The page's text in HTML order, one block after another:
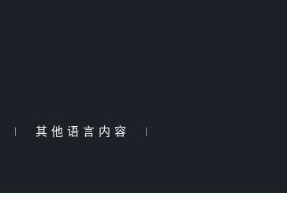
| 其他语言内容 |